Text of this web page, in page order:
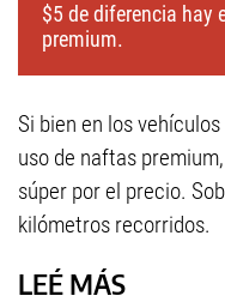
$5 de diferencia hay
premium.
Si bien en los
uso de naftas
súper por el precio.
kilómetros recorridos.
LEÉ MÁS